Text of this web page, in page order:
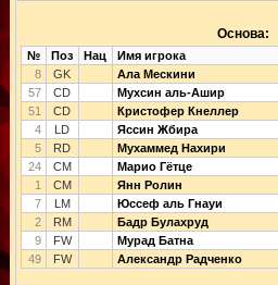
Основа:
№ Поз Нац Имя игрока
8
GK Ала Мескини
57
CD Мухсин аль-Ашир
51
CD Кристофер Кнеллер
4
LD Яссин Жбира
5
RD Мухаммед Нахири
24
CM Марио Гётце
1
CM Янн Ролин
7
LM Юссеф аль Гнауи
2
RM Бадр Булахруд
9
FW Мурад Батна
49
FW Александр Радченко